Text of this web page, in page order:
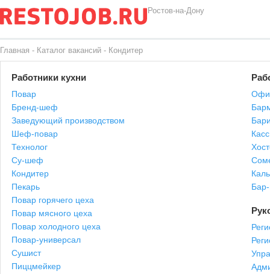
Ростов-на-Дону
Главная - Каталог вакансий - Кондитер
Работники кухни
Повар
Бренд-шеф
Заведующий производством
Шеф-повар
Технолог
Су-шеф
Кондитер
Пекарь
Повар горячего цеха
Повар мясного цеха
Повар холодного цеха
Повар-универсал
Сушист
Пиццмейкер